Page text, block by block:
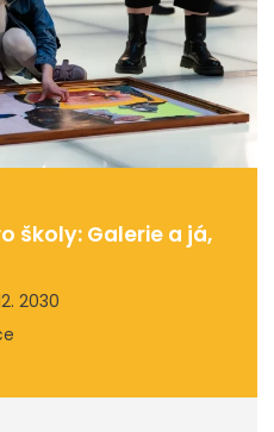
školy: Galerie a já,
2030